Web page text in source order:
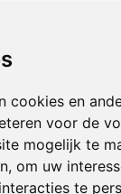
cookies en
voor de
mogelijk te
, om uw
te